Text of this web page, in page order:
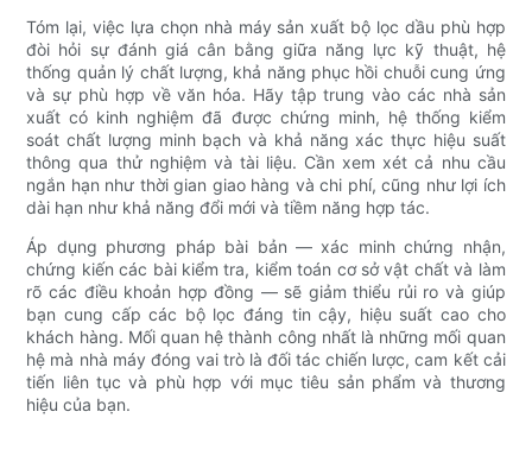
Tóm lại, việc lựa chọn nhà máy sản xuất bộ lọc dầu phù hợp
đòi hỏi sự đánh giá cân bằng giữa năng lực kỹ thuật, hệ
thống quản lý chất lượng, khả năng phục hồi chuỗi cung ứng
và sự phù hợp về văn hóa. Hãy tập trung vào các nhà sản
xuất có kinh nghiệm đã được chứng minh, hệ thống kiểm
soát chất lượng minh bạch và khả năng xác thực hiệu suất
thông qua thử nghiệm và tài liệu. Cần xem xét cả nhu cầu
ngắn hạn như thời gian giao hàng và chi phí, cũng như lợi ích
dài hạn như khả năng đổi mới và tiềm năng hợp tác.
Áp dụng phương pháp bài bản — xác minh chứng nhận,
chứng kiến ​​các bài kiểm tra, kiểm toán cơ sở vật chất và làm
rõ các điều khoản hợp đồng — sẽ giảm thiểu rủi ro và giúp
bạn cung cấp các bộ lọc đáng tin cậy, hiệu suất cao cho
khách hàng. Mối quan hệ thành công nhất là những mối quan
hệ mà nhà máy đóng vai trò là đối tác chiến lược, cam kết cải
tiến liên tục và phù hợp với mục tiêu sản phẩm và thương
hiệu của bạn.